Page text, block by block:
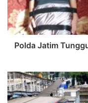
Polda Jatim